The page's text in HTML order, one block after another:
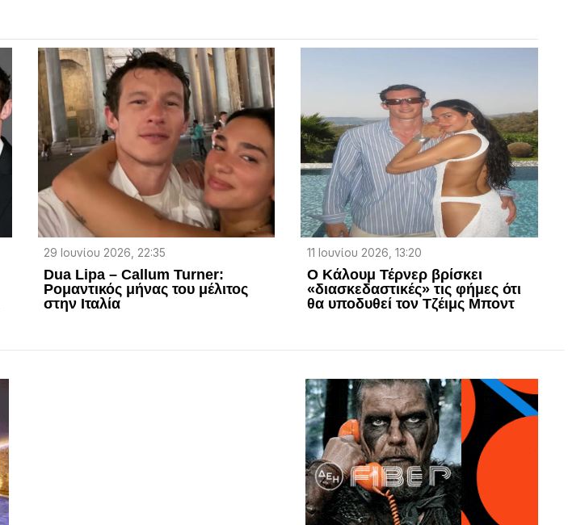
29 Ιουνίου 2026, 22:35
Dua Lipa – Callum Turner:
Ρομαντικός μήνας του μέλιτος
στην Ιταλία
11 Ιουνίου 2026, 13:20
Ο Κάλουμ Τέρνερ βρίσκει
«διασκεδαστικές» τις φήμες ότι
θα υποδυθεί τον Τζέιμς Μποντ